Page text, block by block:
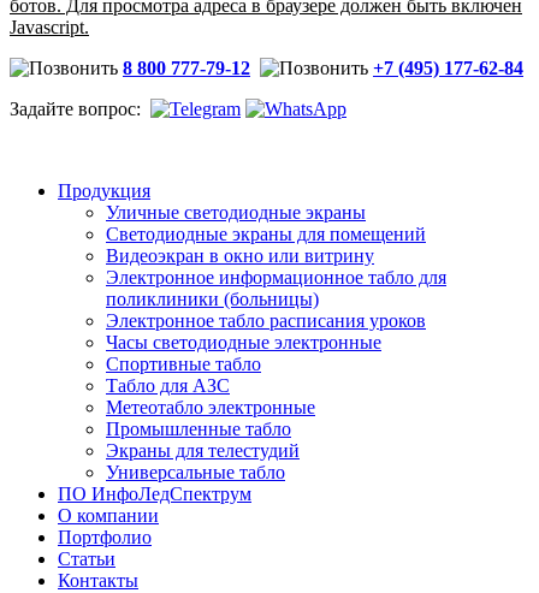
ботов. Для просмотра адреса в браузере должен быть включен
Javascript.
8 800 777-79-12
+7 (495) 177-62-84
Задайте вопрос:
Продукция
Уличные светодиодные экраны
Светодиодные экраны для помещений
Видеоэкран в окно или витрину
Электронное информационное табло для
поликлиники (больницы)
Электронное табло расписания уроков
Часы светодиодные электронные
Спортивные табло
Табло для АЗС
Метеотабло электронные
Промышленные табло
Экраны для телестудий
Универсальные табло
ПО ИнфоЛедСпектрум
О компании
Портфолио
Статьи
Контакты